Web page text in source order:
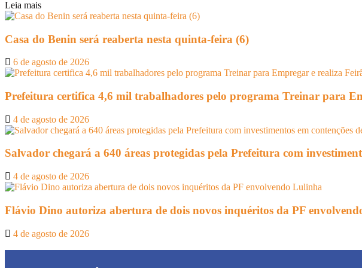
Leia mais
Casa do Benin será reaberta nesta quinta-feira (6)
6 de agosto de 2026
Prefeitura certifica 4,6 mil trabalhadores pelo programa Treinar para
4 de agosto de 2026
Salvador chegará a 640 áreas protegidas pela Prefeitura com
4 de agosto de 2026
Flávio Dino autoriza abertura de dois novos inquéritos da PF
4 de agosto de 2026